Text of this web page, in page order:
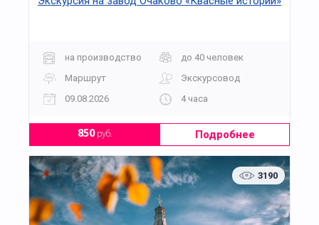
на производство
до 40 человек
Маршрут
Экскурсовод
09.08.2026
4 часа
850руб. Подробнее
3190